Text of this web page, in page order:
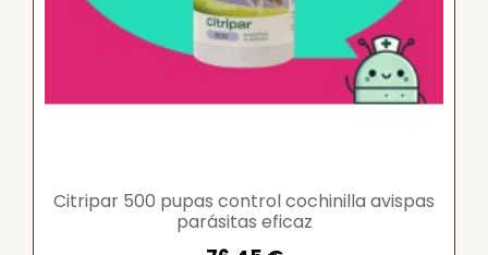
Citripar 500 pupas control cochinilla avispas
parásitas eficaz